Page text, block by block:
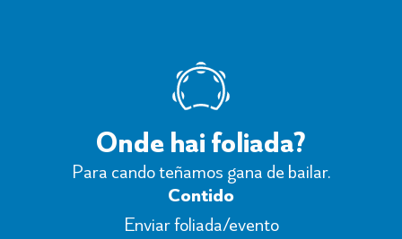
Onde hai foliada?
Para cando teñamos gana de bailar.
Contido
Enviar foliada/evento